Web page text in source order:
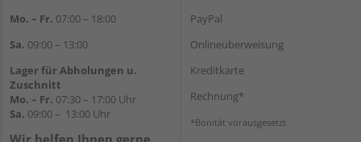
Mo. – Fr. 07:00 – 18:00
Sa. 09:00 – 13:00
Lager für Abholungen u.
Zuschnitt
Mo. – Fr. 07:30 – 17:00 Uhr
Sa. 09:00 – 13:00 Uhr
Wir helfen Ihnen gerne
PayPal
Onlineüberweisung
Kreditkarte
Rechnung*
*Bonität vorausgesetzt